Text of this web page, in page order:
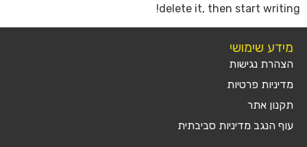
delete it, then start writing!
מידע שימושי
הצהרת נגישות
מדיניות פרטיות
תקנון אתר
עוף הנגב מדיניות סביבתית